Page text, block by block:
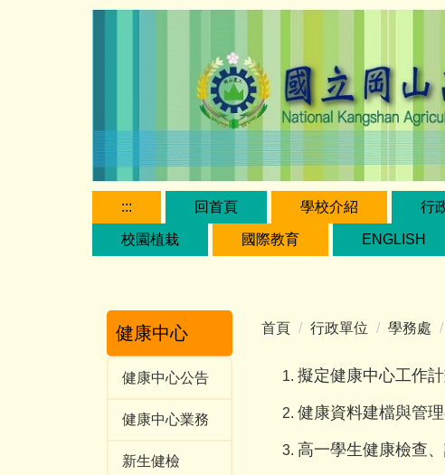
::: 回首頁 學校介紹 行
校園植栽 國際教育 ENGLISH
健康中心
健康中心公告
健康中心業務
新生健檢
首頁 行政單位 學務處
擬定健康中心工作
健康資料建檔與管
高一學生健康檢查